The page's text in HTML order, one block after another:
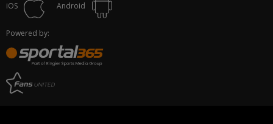
iOS Android
Powered by: